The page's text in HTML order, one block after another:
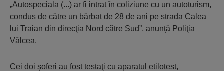
„Autospeciala (...) ar fi intrat în coliziune cu un autoturism,
condus de către un bărbat de 28 de ani pe strada Calea
lui Traian din direcţia Nord către Sud”, anunţă Poliţia
Vâlcea.
Cei doi şoferi au fost testaţi cu aparatul etilotest,